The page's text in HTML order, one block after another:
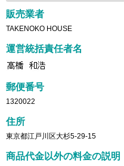
販売業者
TAKENOKO HOUSE
運営統括責任者名
郵便番号
1320022
住所
東京都江戸川区大杉5-29-15
商品代金以外の料金の説明